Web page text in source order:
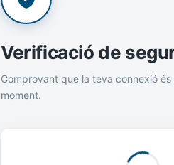
Verificació de
Comprovant que la teva connexió és
moment.